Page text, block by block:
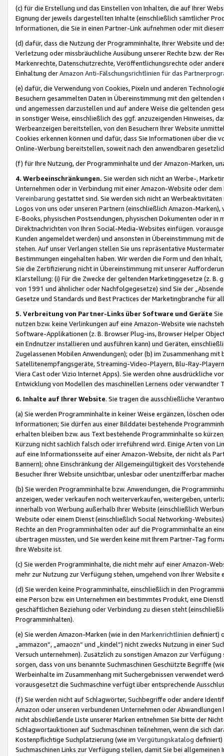
(c) für die Erstellung und das Einstellen von Inhalten, die auf Ihrer
Eignung der jeweils dargestellten Inhalte (einschließlich sämtlicher
Informationen, die Sie in einen Partner-Link aufnehmen oder mit
(d) dafür, dass die Nutzung der Programminhalte, Ihrer Website und
Verletzung oder missbräuchliche Ausübung unserer Rechte bzw. der
Markenrechte, Datenschutzrechte, Veröffentlichungsrechte oder
Einhaltung derAmazon Anti-Fälschungsrichtlinien für das
(e) dafür, die Verwendung von Cookies, Pixeln und anderen
Besuchern gesammelten Daten in Übereinstimmung mit den
und angemessen darzustellen und auf andere Weise die geltenden
in sonstiger Weise, einschließlich des ggf. anzuzeigenden Hinweises,
Werbeanzeigen bereitstellen, von den Besuchern Ihrer Website
Cookies erkennen können und dafür, dass Sie Informationen über die
Online-Werbung bereitstellen, soweit nach den anwendbaren
(f) für Ihre Nutzung, der Programminhalte und der Amazon-Marken,
4. Werbeeinschränkungen. Sie werden sich nicht an Werbe-,
Unternehmen oder in Verbindung mit einer Amazon-Website oder
Vereinbarung gestattet sind. Sie werden sich nicht an
Logos von uns oder unseren Partnern (einschließlich Amazon-
E-Books, physischen Postsendungen, physischen Dokumenten oder in
Direktnachrichten von Ihren Social-Media-Websites einfügen.
Kunden angemeldet werden) und ansonsten in Übereinstimmung mit
stehen. Auf unser Verlangen stellen Sie uns repräsentative
Bestimmungen eingehalten haben. Wir werden die Form und den
Sie die Zertifizierung nicht in Übereinstimmung mit unserer
Klarstellung: (i) Für die Zwecke der geltenden Marketinggesetze (z. B.
von 1991 und ähnlicher oder Nachfolgegesetze) sind Sie der
Gesetze und Standards und Best Practices der Marketingbranche für
5. Verbreitung von Partner-Links über Software und Geräte
nutzen bzw. keine Verlinkungen auf eine Amazon-Website wie
Software-Applikationen (z. B. Browser Plug-ins, Browser Helper
ein Endnutzer installieren und ausführen kann) und Geräten,
Zugelassenen Mobilen Anwendungen); oder (b) im Zusammenhang
Satellitenempfangsgeräte, Streaming-Video-Playern, Blu-Ray-
Viera Cast oder Vizio Internet Apps). Sie werden ohne ausdrückliche
Entwicklung von Modellen des maschinellen Lernens oder
6. Inhalte auf Ihrer Website. Sie tragen die ausschließliche
(a) Sie werden Programminhalte in keiner Weise ergänzen, löschen
Informationen; Sie dürfen aus einer Bilddatei bestehende
erhalten bleiben bzw. aus Text bestehende Programminhalte so
Kürzung nicht sachlich falsch oder irreführend wird. Einige Arten von
auf eine Informationsseite auf einer Amazon-Website, der nicht als
Bannern); ohne Einschränkung der Allgemeingültigkeit des
Besucher Ihrer Website unsichtbar, unlesbar oder unentzifferbar
(b) Sie werden Programminhalte bzw. Anwendungen, die
anzeigen, weder verkaufen noch weiterverkaufen, weitergeben,
innerhalb von Werbung außerhalb Ihrer Website (einschließlich
Website oder einem Dienst (einschließlich Social Networking-
Rechte an den Programminhalten oder auf die Programminhalte an
übertragen müssten, und Sie werden keine mit Ihrem Partner-Tag
Ihre Website ist.
(c) Sie werden Programminhalte, die nicht mehr auf einer Amazon-
mehr zur Nutzung zur Verfügung stehen, umgehend von Ihrer
(d) Sie werden keine Programminhalte, einschließlich in den
eine Person bzw. ein Unternehmen ein bestimmtes Produkt, eine
geschäftlichen Beziehung oder Verbindung zu diesen steht
Programminhalten).
(e) Sie werden Amazon-Marken (wie in den Markenrichtlinien definiert)
„ammazon“, „amaozn“ und „kindel“) nicht zwecks Nutzung in einer
Versuch unternehmen). Zusätzlich zu sonstigen Amazon zur
sorgen, dass von uns benannte Suchmaschinen Geschützte Begriffe
Werbeinhalte im Zusammenhang mit Suchergebnissen verwendet
vorausgesetzt die Suchmaschine verfügt über entsprechende
(f) Sie werden nicht auf Schlagwörter, Suchbegriffe oder andere
Amazon oder unseren verbundenen Unternehmen oder
nicht abschließende Liste unserer Marken entnehmen Sie bitte der
Schlagwortauktionen auf Suchmaschinen teilnehmen, wenn die sich
Kostenpflichtige Suchplatzierung (wie im Vergütungskatalog definiert)
Suchmaschinen Links zur Verfügung stellen, damit Sie bei